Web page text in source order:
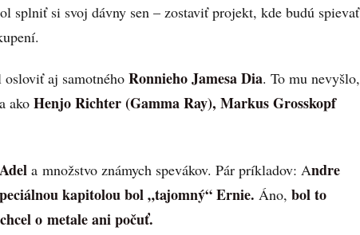
splniť si svoj dávny sen – zostaviť projekt, kde budú spievať
aj samotného Ronnieho Jamesa Dia. To mu nevyšlo,
ako Henjo Richter (Gamma Ray), Markus Grosskopf
a množstvo známych spevákov. Pár príkladov: Andre
kapitolou bol „tajomný“ Ernie. Áno, bol to
o metale ani počuť.